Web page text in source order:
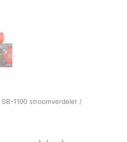
1100 stroomverdeler /